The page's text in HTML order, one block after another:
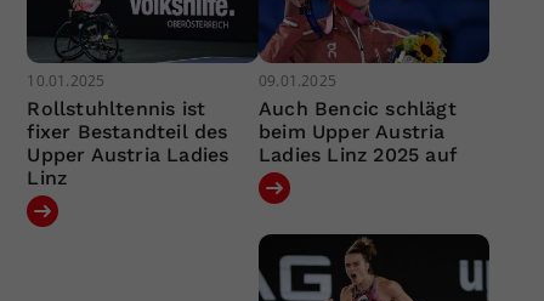
10.01.2025
Rollstuhltennis ist
fixer Bestandteil des
Upper Austria Ladies
Linz
09.01.2025
Auch Bencic schlägt
beim Upper Austria
Ladies Linz 2025 auf